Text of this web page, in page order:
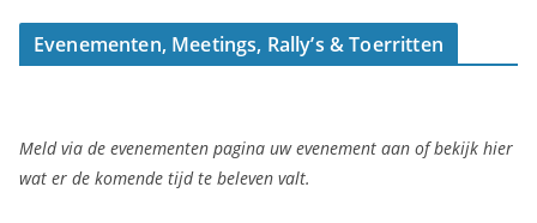
Evenementen, Meetings, Rally’s & Toerritten
Meld via de evenementen pagina uw evenement aan of bekijk hier
wat er de komende tijd te beleven valt.